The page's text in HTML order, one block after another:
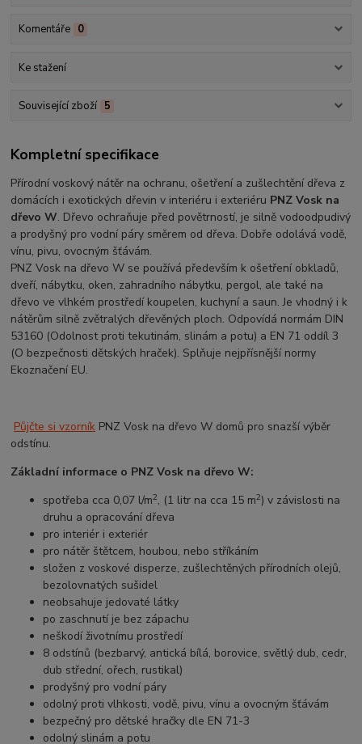
Komentáře 0
Ke stažení
Související zboží 5
Kompletní specifikace
Přírodní voskový nátěr na ochranu, ošetření a zušlechtění dřeva z
domácích i exotických dřevin v interiéru i exteriéru PNZ Vosk na
dřevo W. Dřevo ochraňuje před povětrností, je silně vodoodpudivý
a prodyšný pro vodní páry směrem od dřeva. Dobře odolává vodě,
vínu, pivu, ovocným šťávám.
PNZ Vosk na dřevo W se používá především k ošetření obkladů,
dveří, nábytku, oken, zahradního nábytku, pergol, ale také na
dřevo ve vlhkém prostředí koupelen, kuchyní a saun. Je vhodný i k
nátěrům silně zvětralých dřevěných ploch. Odpovídá normám DIN
53160 (Odolnost proti tekutinám, slinám a potu) a EN 71 oddíl 3
(O bezpečnosti dětských hraček). Splňuje nejpřísnější normy
Ekoznačení EU.
Půjčte si vzorník PNZ Vosk na dřevo W domů pro snazší výběr
odstínu.
Základní informace o PNZ Vosk na dřevo W:
spotřeba cca 0,07 l/m2, (1 litr na cca 15 m2) v závislosti na
druhu a opracování dřeva
pro interiér i exteriér
pro nátěr štětcem, houbou, nebo stříkáním
složen z voskové disperze, zušlechtěných přírodních olejů,
bezolovnatých sušidel
neobsahuje jedovaté látky
po zaschnutí je bez zápachu
neškodí životnímu prostředí
8 odstínů (bezbarvý, antická bílá, borovice, světlý dub, cedr,
dub střední, ořech, rustikal)
prodyšný pro vodní páry
odolný proti vlhkosti, vodě, pivu, vínu a ovocným šťávám
bezpečný pro dětské hračky dle EN 71-3
odolný slinám a potu